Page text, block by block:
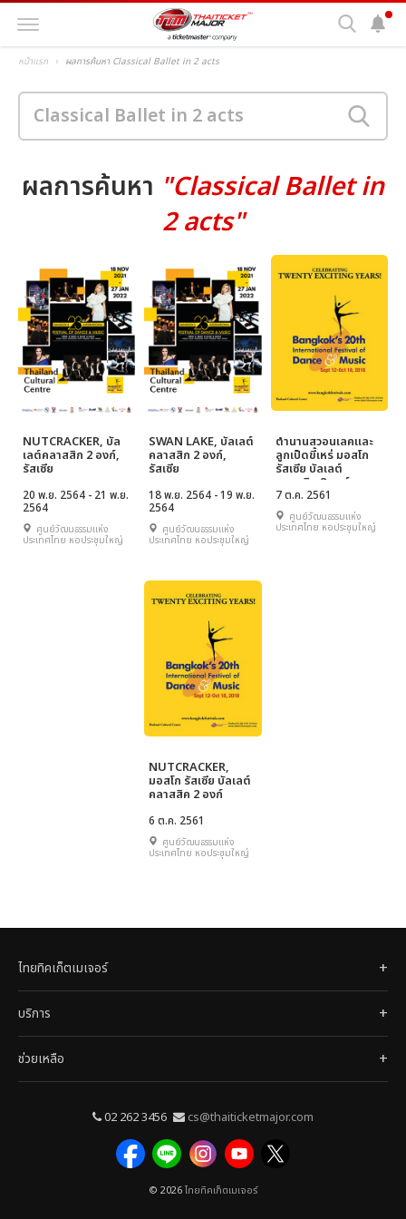
หน้าแรก ผลการค้นหา Classical Ballet in 2 acts
ผลการค้นหา "Classical Ballet in
2 acts"
NUTCRACKER, บัล
เลต์คลาสสิก 2 องก์,
รัสเซีย
20 พ.ย. 2564 - 21 พ.ย.
2564
ศูนย์วัฒนธรรมแห่ง
ประเทศไทย หอประชุมใหญ่
SWAN LAKE, บัลเลต์
คลาสสิก 2 องก์,
รัสเซีย
18 พ.ย. 2564 - 19 พ.ย.
2564
ศูนย์วัฒนธรรมแห่ง
ประเทศไทย หอประชุมใหญ่
ตำนานสวอนเลคและ
ลูกเป็ดขี้เหร่ มอสโก
รัสเซีย บัลเลต์
คลาสสิค 2 องก์
7 ต.ค. 2561
ศูนย์วัฒนธรรมแห่ง
ประเทศไทย หอประชุมใหญ่
NUTCRACKER,
มอสโก รัสเซีย บัลเลต์
คลาสสิค 2 องก์
6 ต.ค. 2561
ศูนย์วัฒนธรรมแห่ง
ประเทศไทย หอประชุมใหญ่
ไทยทิคเก็ตเมเจอร์
บริการ
ช่วยเหลือ
02 262 3456 cs@thaiticketmajor.com
© 2026ไทยทิคเก็ตเมเจอร์